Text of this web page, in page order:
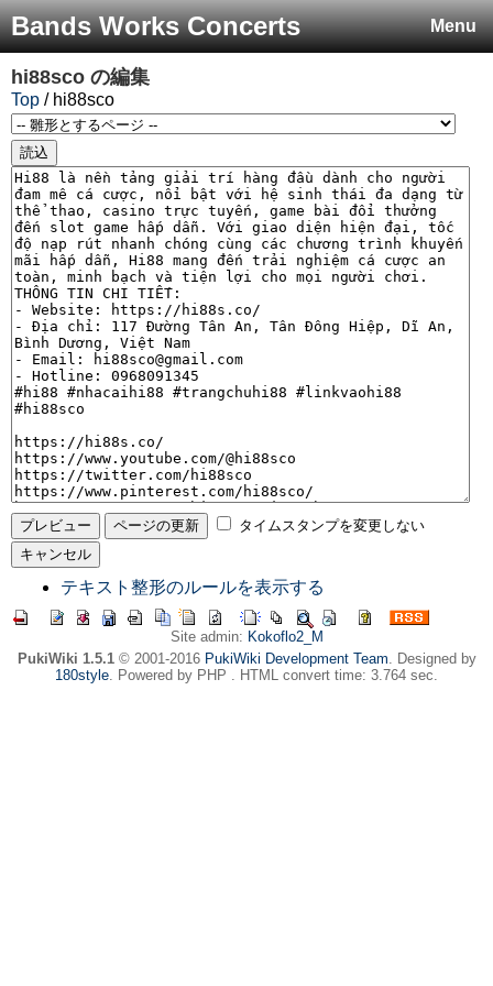
Menu
Bands Works Concerts
hi88sco の編集
Top / hi88sco
タイムスタンプを変更しない
テキスト整形のルールを表示する
Site admin: Kokoflo2_M
PukiWiki 1.5.1© 2001-2016 PukiWiki Development Team. Designed by
180style. Powered by PHP . HTML convert time: 3.764 sec.